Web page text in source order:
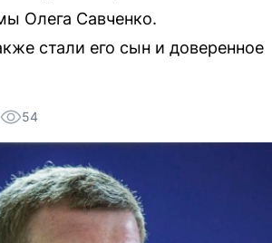
Олега Савченко.
стали его сын и доверенное
54